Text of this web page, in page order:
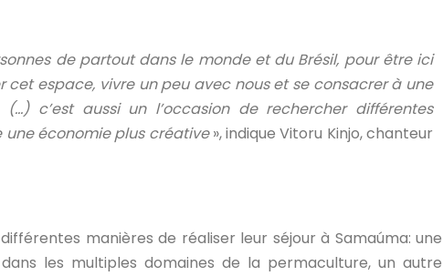
de partout dans le monde et du Brésil, pour être ici
espace, vivre un peu avec nous et se consacrer à une
c’est aussi un l’occasion de rechercher différentes
économie plus créative», indique Vitoru Kinjo, chanteur
manières de réaliser leur séjour à Samaúma: une
les multiples domaines de la permaculture, un autre